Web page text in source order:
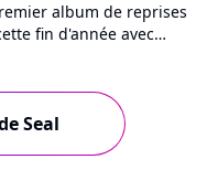
album de reprises
fin d'année avec
à différencier du
ce nouveau projet,
à la voix d'or chante les
son adole...
Seal